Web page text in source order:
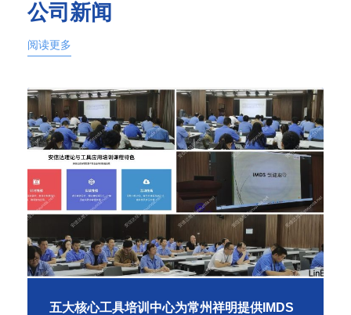
公司新闻
阅读更多
五大核心工具培训中心为常州祥明提供IMDS